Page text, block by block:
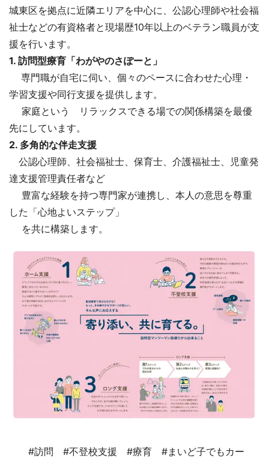
城東区を拠点に近隣エリアを中心に、公認心理師や社会福
祉士などの有資格者と現場歴10年以上のベテラン職員が支
援を行います。
1. 訪問型療育「わがやのさぽーと」
専門職が自宅に伺い、個々のペースに合わせた心理・
学習支援や同行支援を提供します。
家庭という リラックスできる場での関係構築を最優
先にしています。
2. 多角的な伴走支援
公認心理師、社会福祉士、保育士、介護福祉士、児童発
達支援管理責任者など
豊富な経験を持つ専門家が連携し、本人の意思を尊重
した「心地よいステップ」
を共に構築します。
#訪問 #不登校支援 #療育 #まいど子でもカー